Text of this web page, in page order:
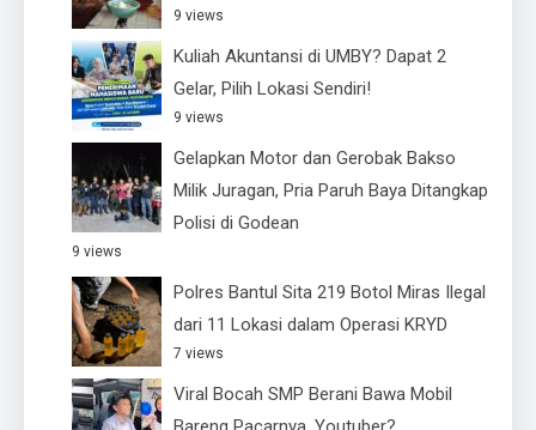
9 views
Kuliah Akuntansi di UMBY? Dapat 2
Gelar, Pilih Lokasi Sendiri!
9 views
Gelapkan Motor dan Gerobak Bakso
Milik Juragan, Pria Paruh Baya Ditangkap
Polisi di Godean
9 views
Polres Bantul Sita 219 Botol Miras Ilegal
dari 11 Lokasi dalam Operasi KRYD
7 views
Viral Bocah SMP Berani Bawa Mobil